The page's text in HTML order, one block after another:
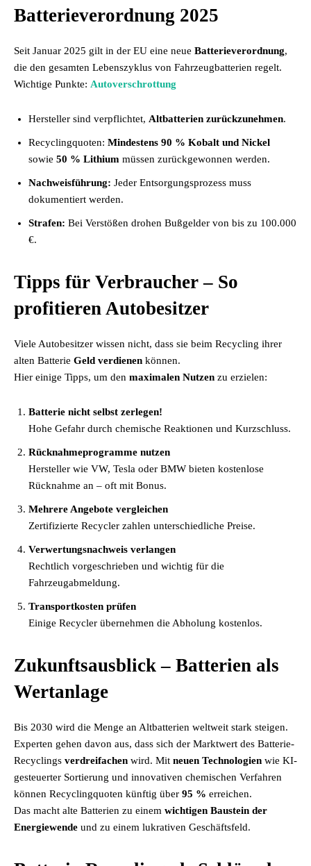
Batterieverordnung 2025
Seit Januar 2025 gilt in der EU eine neue Batterieverordnung,
die den gesamten Lebenszyklus von Fahrzeugbatterien regelt.
Wichtige Punkte: Autoverschrottung
Hersteller sind verpflichtet, Altbatterien zurückzunehmen.
Recyclingquoten: Mindestens 90 % Kobalt und Nickel
sowie 50 % Lithium müssen zurückgewonnen werden.
Nachweisführung: Jeder Entsorgungsprozess muss
dokumentiert werden.
Strafen: Bei Verstößen drohen Bußgelder von bis zu 100.000
€.
Tipps für Verbraucher – So
profitieren Autobesitzer
Viele Autobesitzer wissen nicht, dass sie beim Recycling ihrer
alten Batterie Geld verdienen können.
Hier einige Tipps, um den maximalen Nutzen zu erzielen:
Batterie nicht selbst zerlegen!
Hohe Gefahr durch chemische Reaktionen und Kurzschluss.
Rücknahmeprogramme nutzen
Hersteller wie VW, Tesla oder BMW bieten kostenlose
Rücknahme an – oft mit Bonus.
Mehrere Angebote vergleichen
Zertifizierte Recycler zahlen unterschiedliche Preise.
Verwertungsnachweis verlangen
Rechtlich vorgeschrieben und wichtig für die
Fahrzeugabmeldung.
Transportkosten prüfen
Einige Recycler übernehmen die Abholung kostenlos.
Zukunftsausblick – Batterien als
Wertanlage
Bis 2030 wird die Menge an Altbatterien weltweit stark steigen.
Experten gehen davon aus, dass sich der Marktwert des Batterie-
Recyclings verdreifachen wird. Mit neuen Technologien wie KI-
gesteuerter Sortierung und innovativen chemischen Verfahren
können Recyclingquoten künftig über 95 % erreichen.
Das macht alte Batterien zu einem wichtigen Baustein der
Energiewende und zu einem lukrativen Geschäftsfeld.